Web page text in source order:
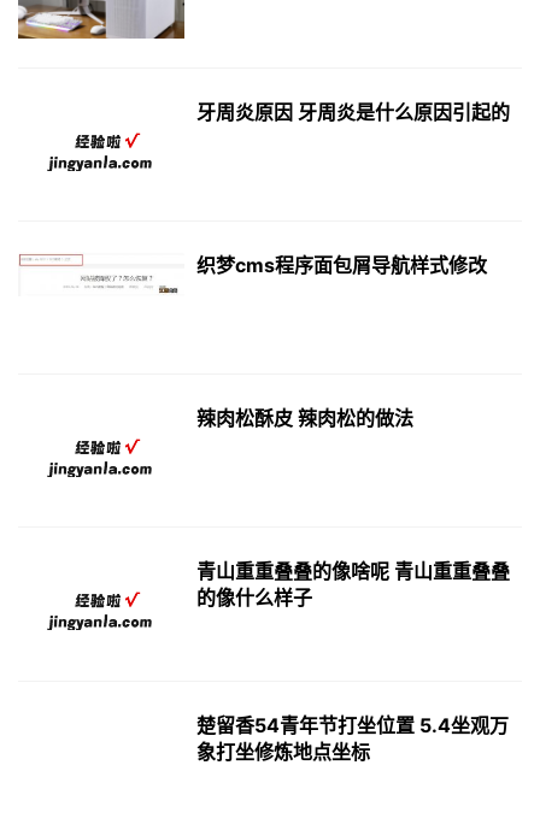
牙周炎原因 牙周炎是什么原因引起的
织梦cms程序面包屑导航样式修改
辣肉松酥皮 辣肉松的做法
青山重重叠叠的像啥呢 青山重重叠叠
的像什么样子
楚留香54青年节打坐位置 5.4坐观万
象打坐修炼地点坐标